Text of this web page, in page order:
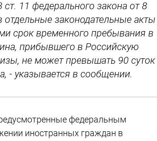
11 федерального закона от 8
законодательные акты
срок временного пребывания в
прибывшего в Российскую
не может превышать 90 суток
- указывается в сообщении.
федеральным
иностранных граждан в